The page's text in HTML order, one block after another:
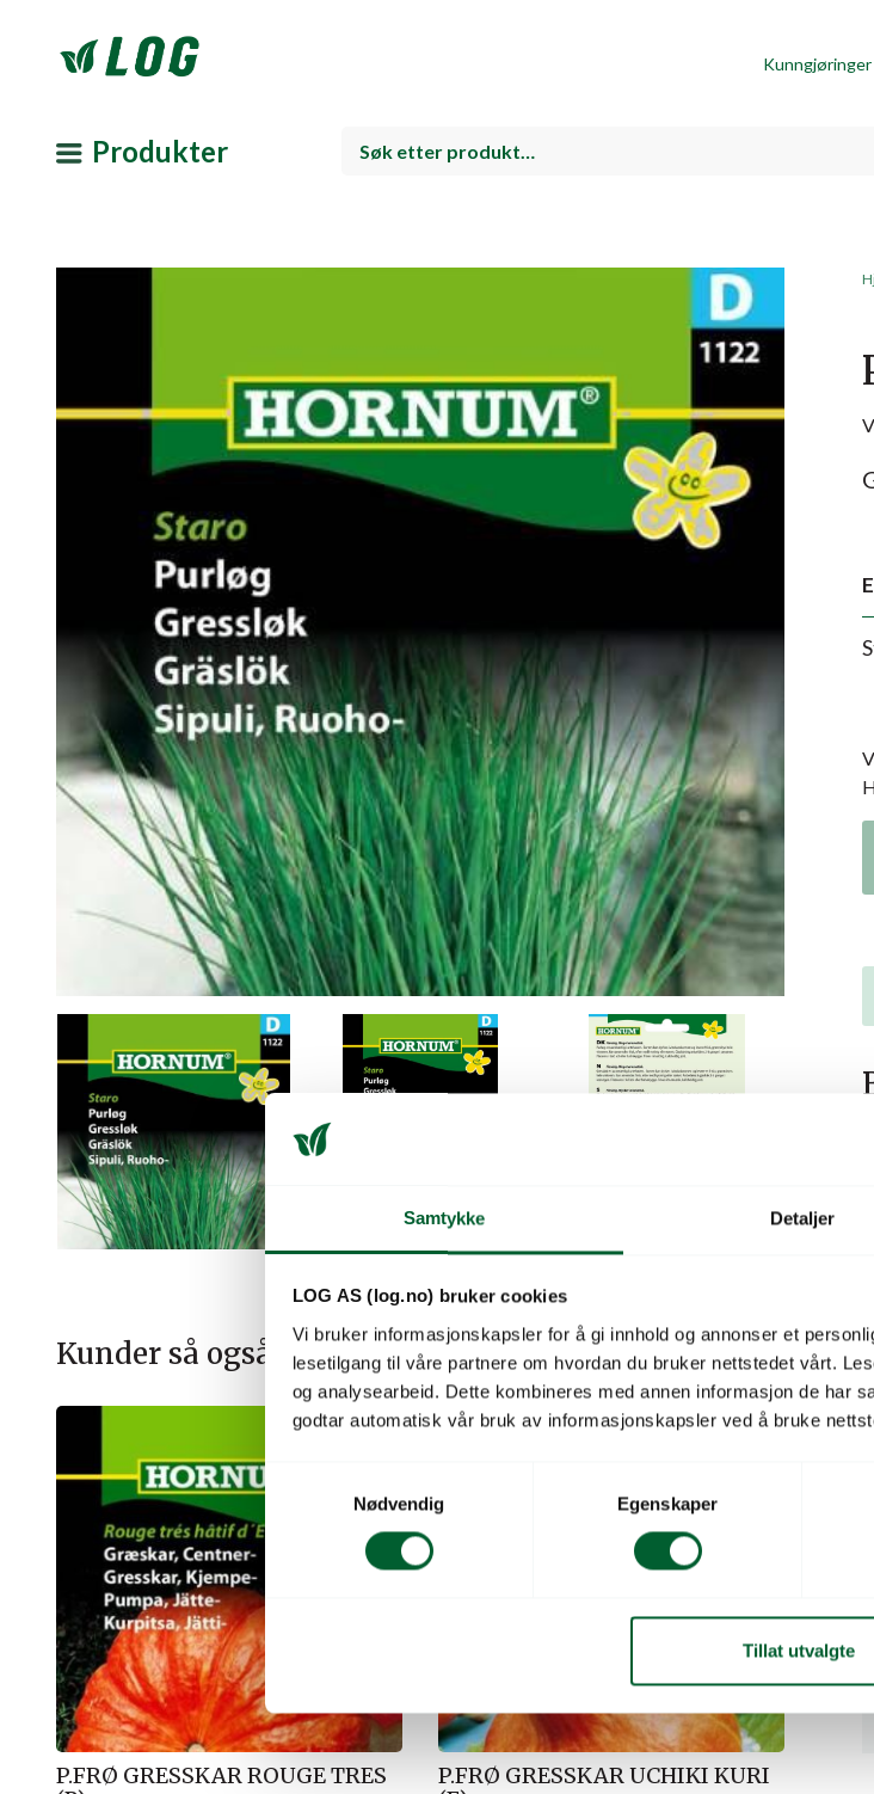
Samtykke Detaljer
LOG AS (log.no) bruker cookies
Vi bruker informasjonskapsler for å gi innhold og annonser et
lesetilgang til våre partnere om hvordan du bruker nettstedet vårt.
og analysearbeid. Dette kombineres med annen informasjon de har
godtar automatisk vår bruk av informasjonskapsler ved å bruke
m
y
k
k
e
v
a
Nødvendig Egenskaper
Tillat utvalgte
Kunngjøringer
Produkter
Kunder så også på
P.FRØ GRESSKAR ROUGE TRES
P.FRØ GRESSKAR UCHIKI KURI